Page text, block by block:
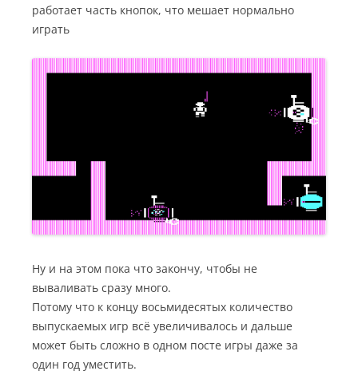
работает часть кнопок, что мешает нормально
играть
Ну и на этом пока что закончу, чтобы не
вываливать сразу много.
Потому что к концу восьмидесятых количество
выпускаемых игр всё увеличивалось и дальше
может быть сложно в одном посте игры даже за
один год уместить.